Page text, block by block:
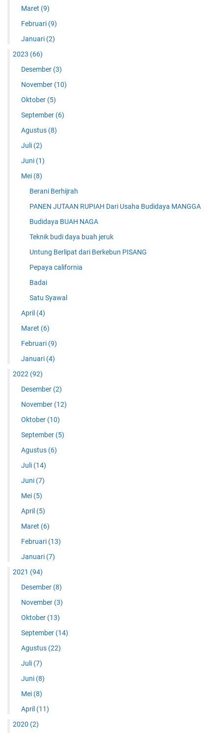
Maret (9)
Februari (9)
Januari (2)
2023 (66)
Desember (3)
November (10)
Oktober (5)
September (6)
Agustus (8)
Juli (2)
Juni (1)
Mei (8)
Berani Berhijrah
PANEN JUTAAN RUPIAH Dari Usaha Budidaya MANGGA
Budidaya BUAH NAGA
Teknik budi daya buah jeruk
Untung Berlipat dari Berkebun PISANG
Pepaya california
Badai
Satu Syawal
April (4)
Maret (6)
Februari (9)
Januari (4)
2022 (92)
Desember (2)
November (12)
Oktober (10)
September (5)
Agustus (6)
Juli (14)
Juni (7)
Mei (5)
April (5)
Maret (6)
Februari (13)
Januari (7)
2021 (94)
Desember (8)
November (3)
Oktober (13)
September (14)
Agustus (22)
Juli (7)
Juni (8)
Mei (8)
April (11)
2020 (2)